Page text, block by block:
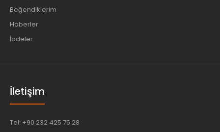
Beğendiklerim
Haberler
İadeler
İletişim
Tel: +90 232 425 75 28